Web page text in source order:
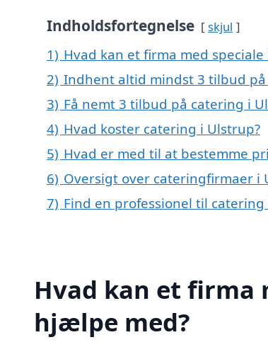
Indholdsfortegnelse skjul
1) Hvad kan et firma med
2) Indhent altid mindst 3 tilbud
3) Få nemt 3 tilbud på catering i
4) Hvad koster catering i Ulstrup?
5) Hvad er med til at bestemme
6) Oversigt over cateringfirmaer i
7) Find en professionel til
Hvad kan et firma
hjælpe med?